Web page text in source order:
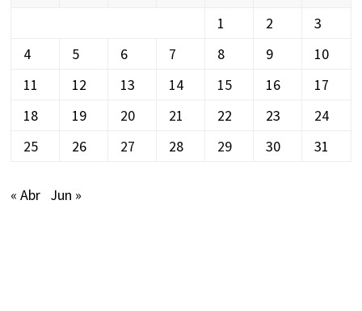
1
2
3
4
5 6 7 8 9
10
11
12 13 14 15 16
17
18
19 20 21 22 23
24
25
26 27 28 29 30 31
« Abr Jun »